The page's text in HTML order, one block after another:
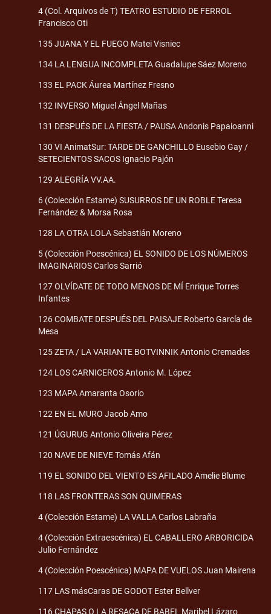
4 (Col. Arquivos de T) TEATRO ESTUDIO DE FERROL
Francisco Oti
135 JUANA Y EL FUEGO Matei Visniec
134 LA LENGUA INCOMPLETA Guadalupe Sáez Moreno
133 EL PACK Áurea Martínez Fresno
132 INVERSO Miguel Ángel Mañas
131 DESPUÉS DE LA FIESTA / PAUSA Andonis Papaioanni
130 VI AnimatSur: TARDE DE GANCHILLO Eusebio Gay /
SETECIENTOS SACOS Ignacio Pajón
129 ALEGRÍA VV.AA.
6 (Colección Estame) SUSURROS DE UN ROBLE Teresa
Fernández & Morsa Rosa
128 LA OTRA LOLA Sebastián Moreno
5 (Colección Poescénica) EL SONIDO DE LOS NÚMEROS
IMAGINARIOS Carlos Sarrió
127 OLVÍDATE DE TODO MENOS DE MÍ Enrique Torres
Infantes
126 COMBATE DESPUÉS DEL PAISAJE Roberto García de
Mesa
125 ZETA / LA VARIANTE BOTVINNIK Antonio Cremades
124 LOS CARNICEROS Antonio M. López
123 MAPA Amaranta Osorio
122 EN EL MURO Jacob Amo
121 ÚGURUG Antonio Oliveira Pérez
120 NAVE DE NIEVE Tomás Afán
119 EL SONIDO DEL VIENTO ES AFILADO Amelie Blume
118 LAS FRONTERAS SON QUIMERAS
4 (Colección Estame) LA VALLA Carlos Labraña
4 (Colección Extraescénica) EL CABALLERO ARBORICIDA
Julio Fernández
4 (Colección Poescénica) MAPA DE VUELOS Juan Mairena
117 LAS másCaras DE GODOT Ester Bellver
116 CHAPAS O LA RESACA DE BABEL Maribel Lázaro